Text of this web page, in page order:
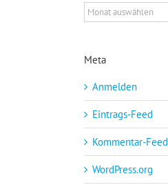
Archiv
Meta
Anmelden
Eintrags-Feed
Kommentar-Feed
WordPress.org